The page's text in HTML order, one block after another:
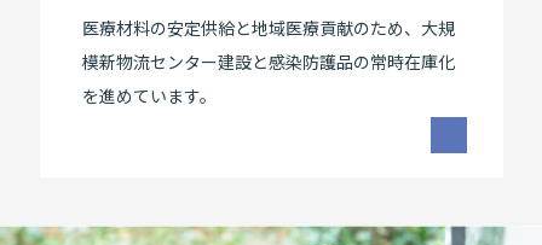
医療材料の安定供給と地域医療貢献のため、大規
模新物流センター建設と感染防護品の常時在庫化
を進めています。